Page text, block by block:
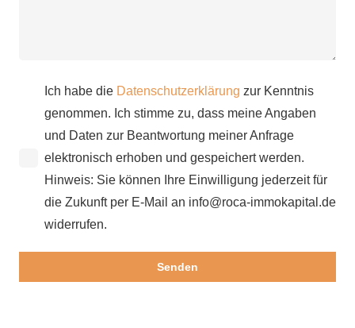
Ich habe die Datenschutzerklärung zur Kenntnis
genommen. Ich stimme zu, dass meine Angaben
und Daten zur Beantwortung meiner Anfrage
elektronisch erhoben und gespeichert werden.
Hinweis: Sie können Ihre Einwilligung jederzeit für
die Zukunft per E-Mail an info@roca-immokapital.de
widerrufen.